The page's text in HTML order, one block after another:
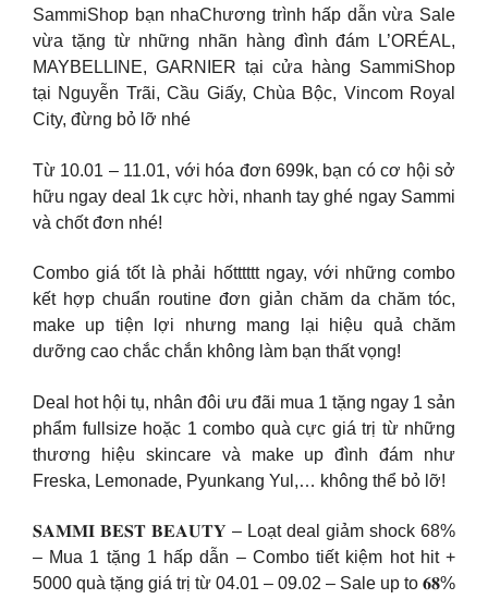
SammiShop bạn nhaChương trình hấp dẫn vừa Sale
vừa tặng từ những nhãn hàng đình đám L’ORÉAL,
MAYBELLINE, GARNIER tại cửa hàng SammiShop
tại Nguyễn Trãi, Cầu Giấy, Chùa Bộc, Vincom Royal
City, đừng bỏ lỡ nhé
Từ 10.01 – 11.01, với hóa đơn 699k, bạn có cơ hội sở
hữu ngay deal 1k cực hời, nhanh tay ghé ngay Sammi
và chốt đơn nhé!
Combo giá tốt là phải hốtttttt ngay, với những combo
kết hợp chuẩn routine đơn giản chăm da chăm tóc,
make up tiện lợi nhưng mang lại hiệu quả chăm
dưỡng cao chắc chắn không làm bạn thất vọng!
Deal hot hội tụ, nhân đôi ưu đãi mua 1 tặng ngay 1 sản
phẩm fullsize hoặc 1 combo quà cực giá trị từ những
thương hiệu skincare và make up đình đám như
Freska, Lemonade, Pyunkang Yul,… không thể bỏ lỡ!
𝐒𝐀𝐌𝐌𝐈 𝐁𝐄𝐒𝐓 𝐁𝐄𝐀𝐔𝐓𝐘 – Loạt deal giảm shock 68%
– Mua 1 tặng 1 hấp dẫn – Combo tiết kiệm hot hit +
5000 quà tặng giá trị từ 04.01 – 09.02 – Sale up to 𝟔𝟖%